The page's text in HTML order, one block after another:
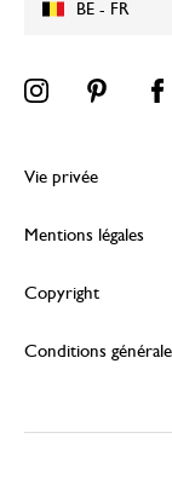
BE - FR
Vie privée
Mentions légales
Copyright
Conditions